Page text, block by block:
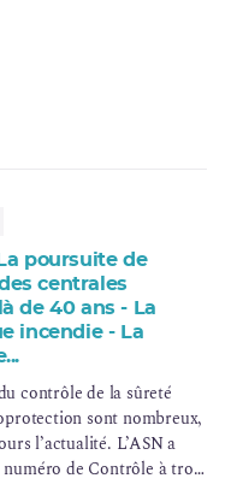
poursuite de
centrales
de 40 ans - La
incendie - La
contrôle de la sûreté
sont nombreux,
l’actualité. L’ASN a
de Contrôle à trois